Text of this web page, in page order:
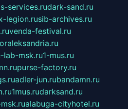
services.rudark-sand.ru
legion.rusib-archives.ru
venda-festival.ru
lab-msk.ru1-mus.ru
purse-factory.ru
adler-jun.rubandamn.ru
1mus.rudarksand.ru
alabuga-cityhotel.ru